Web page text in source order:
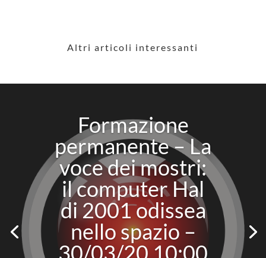
Altri articoli interessanti
Formazione
permanente – La
voce dei mostri:
il computer Hal
di 2001 odissea
nello spazio –
30/03/20 10:00